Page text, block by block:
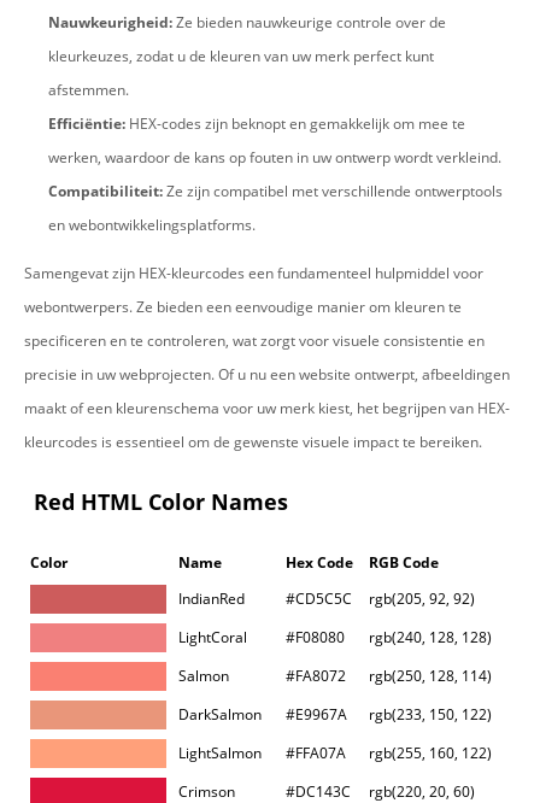
Nauwkeurigheid:Ze bieden nauwkeurige controle over de
kleurkeuzes, zodat u de kleuren van uw merk perfect kunt
afstemmen.
Efficiëntie: HEX-codes zijn beknopt en gemakkelijk om mee te
werken, waardoor de kans op fouten in uw ontwerp wordt verkleind.
Compatibiliteit:Ze zijn compatibel met verschillende ontwerptools
en webontwikkelingsplatforms.
Samengevat zijn HEX-kleurcodes een fundamenteel hulpmiddel voor
webontwerpers. Ze bieden een eenvoudige manier om kleuren te
specificeren en te controleren, wat zorgt voor visuele consistentie en
precisie in uw webprojecten. Of u nu een website ontwerpt, afbeeldingen
maakt of een kleurenschema voor uw merk kiest, het begrijpen van HEX-
kleurcodes is essentieel om de gewenste visuele impact te bereiken.
Red HTML Color Names
Color Name Hex Code
RGB Code
IndianRed
#CD5C5C
rgb(205, 92, 92)
LightCoral
#F08080
rgb(240, 128, 128)
Salmon
#FA8072
rgb(250, 128, 114)
DarkSalmon
#E9967A
rgb(233, 150, 122)
LightSalmon
#FFA07A
rgb(255, 160, 122)
Crimson
#DC143C
rgb(220, 20, 60)